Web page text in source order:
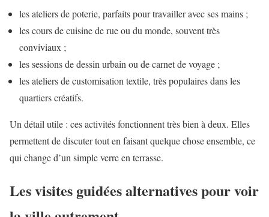
les ateliers de poterie, parfaits pour travailler avec ses mains ;
les cours de cuisine de rue ou du monde, souvent très
conviviaux ;
les sessions de dessin urbain ou de carnet de voyage ;
les ateliers de customisation textile, très populaires dans les
quartiers créatifs.
Un détail utile : ces activités fonctionnent très bien à deux. Elles
permettent de discuter tout en faisant quelque chose ensemble, ce
qui change d’un simple verre en terrasse.
Les visites guidées alternatives pour voir